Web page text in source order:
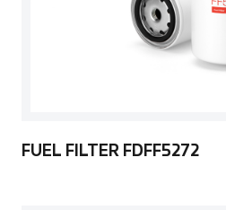
FUEL FILTER FDFF5272